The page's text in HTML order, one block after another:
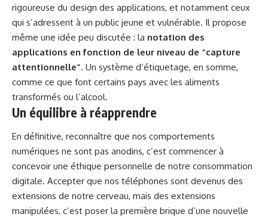
rigoureuse du design des applications, et notamment ceux
qui s’adressent à un public jeune et vulnérable. Il propose
même une idée peu discutée : la notation des
applications en fonction de leur niveau de “capture
attentionnelle”. Un système d’étiquetage, en somme,
comme ce que font certains pays avec les aliments
transformés ou l’alcool.
Un équilibre à réapprendre
En définitive, reconnaître que nos comportements
numériques ne sont pas anodins, c’est commencer à
concevoir une éthique personnelle de notre consommation
digitale. Accepter que nos téléphones sont devenus des
extensions de notre cerveau, mais des extensions
manipulées, c’est poser la première brique d’une nouvelle